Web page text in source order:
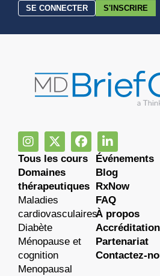
SE CONNECTER S'INSCRIRE
Tous les cours
Domaines
thérapeutiques
Maladies
cardiovasculaires
Diabète
Ménopause et
cognition
Menopausal
Événements
Blog
RxNow
FAQ
À propos
Accréditation
Partenariat
Contactez-